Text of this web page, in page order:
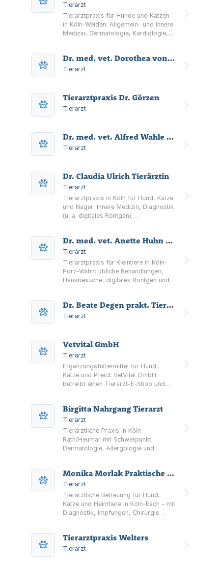
Tierarzt
Tierarztpraxis für Hunde und Katzen
in Köln-Weiden: Allgemein- und Innere
Medizin, Dermatologie, Kardiologie,
Dr. med. vet. Dorothea von Ammon Tierärztin
Tierarzt
Tierarztpraxis Dr. Görzen
Tierarzt
Dr. med. vet. Alfred Wahle prakt. Tierarzt
Tierarzt
Dr. Claudia Ulrich Tierärztin
Tierarzt
Tierarztpraxis in Köln für Hund, Katze
und Nager: Innere Medizin, Diagnostik
(u. a. digitales Röntgen),
Ernährungsberatung inklusive Reise-
und Vorsorgethemen.
Dr. med. vet. Anette Huhn Tierärztin
Tierarzt
Tierarztpraxis für Kleintiere in Köln-
Porz-Wahn: übliche Behandlungen,
Hausbesuche, digitales Röntgen und
Informationen sind verfügbar.
Dr. Beate Degen prakt. Tierärztin
Tierarzt
Vetvital GmbH
Tierarzt
Ergänzungsfuttermittel für Hund,
Katze und Pferd: VetVital GmbH
betreibt einen Tierarzt‑E‑Shop und
Birgitta Nahrgang Tierarzt
Tierarzt
Tierärztliche Praxis in Köln-
Rath/Heumar mit Schwerpunkt
Dermatologie, Allergologie und
nach Termin.
Monika Morlak Praktische Tierärztin
Tierarzt
Tierärztliche Betreuung für Hund,
Katze und Heimtiere in Köln-Esch – mit
Diagnostik, Impfungen, Chirurgie
Bewegungsapparats.
Tierarztpraxis Welters
Tierarzt